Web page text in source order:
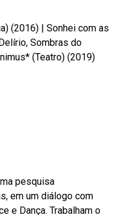
(2016) | Sonhei com as
Sombras do
(Teatro) (2019)
pesquisa
em um diálogo com
e Dança. Trabalham o